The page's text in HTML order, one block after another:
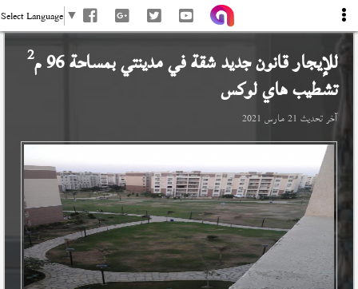
Select Language ▼
للإيجار قانون جديد شقة فيمدينتيبمساحة 96 م 2
تشطيب هاي لوكس
آخر تحديث 21 مارس 2021